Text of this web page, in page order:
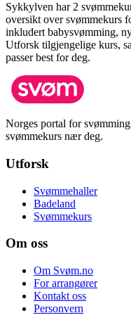
Sykkylven har 2
oversikt over svømmekurs
inkludert babysvømming,
Utforsk tilgjengelige kurs,
passer best for deg.
Norges portal for
svømmekurs nær deg.
Utforsk
Svømmehaller
Badeland
Svømmekurs
Om oss
Om Svøm.no
For arrangører
Kontakt oss
Personvern